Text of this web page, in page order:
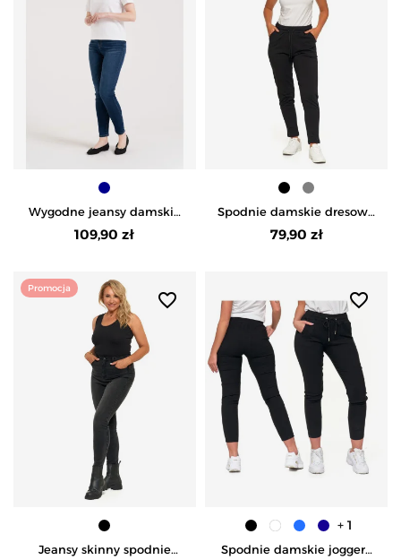
Wygodne jeansy damskie
Slim Fit elastyczne skinny
dopasowane - CIEMNY
109,90 zł
Spodnie damskie dresowe
z haftem - CZARNY
79,90 zł
Promocja
favorite_border
Jeansy skinny spodnie
favorite_border
Spodnie damskie joggery
+ 1